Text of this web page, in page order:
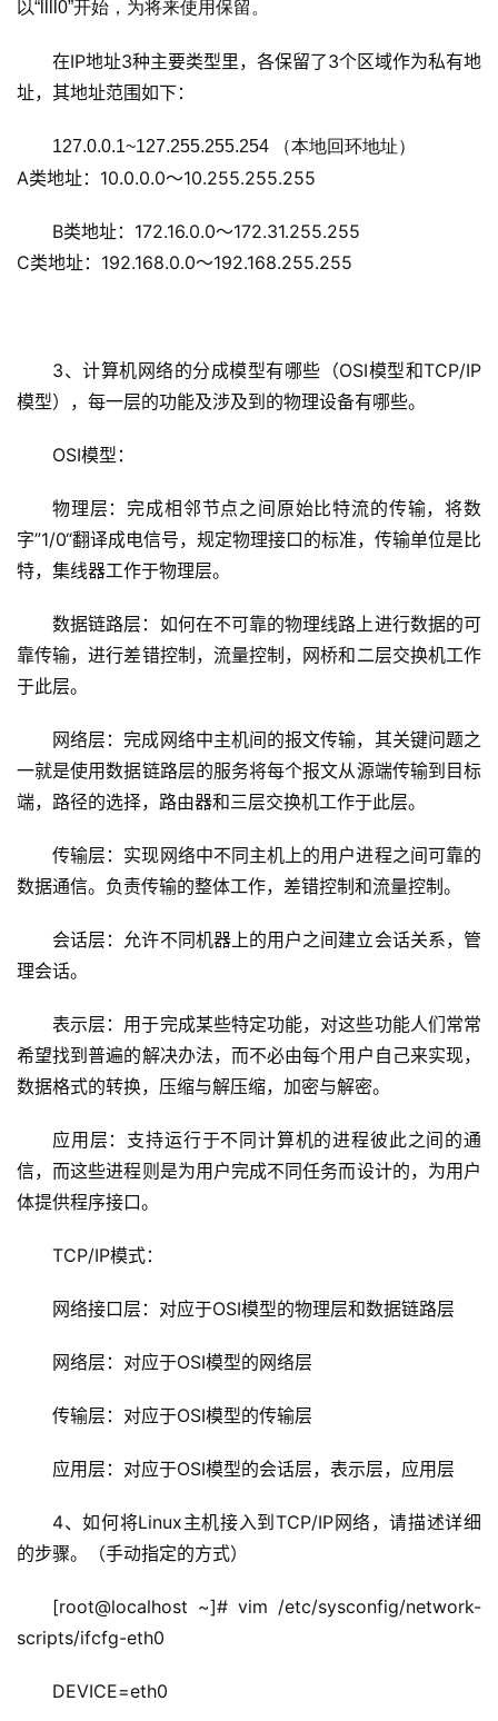
以“llll0”开始，为将来使用保留。
在IP地址3种主要类型里，各保留了3个区域作为私有地
址，其地址范围如下：
127.0.0.1~127.255.255.254 （本地回环地址）
A类地址：10.0.0.0～10.255.255.255
B类地址：172.16.0.0～172.31.255.255
C类地址：192.168.0.0～192.168.255.255
3、计算机网络的分成模型有哪些（OSI模型和TCP/IP
模型），每一层的功能及涉及到的物理设备有哪些。
OSI模型：
物理层：完成相邻节点之间原始比特流的传输，将数
字”1/0“翻译成电信号，规定物理接口的标准，传输单位是比
特，集线器工作于物理层。
数据链路层：如何在不可靠的物理线路上进行数据的可
靠传输，进行差错控制，流量控制，网桥和二层交换机工作
于此层。
网络层：完成网络中主机间的报文传输，其关键问题之
一就是使用数据链路层的服务将每个报文从源端传输到目标
端，路径的选择，路由器和三层交换机工作于此层。
传输层：实现网络中不同主机上的用户进程之间可靠的
数据通信。负责传输的整体工作，差错控制和流量控制。
会话层：允许不同机器上的用户之间建立会话关系，管
理会话。
表示层：用于完成某些特定功能，对这些功能人们常常
希望找到普遍的解决办法，而不必由每个用户自己来实现，
数据格式的转换，压缩与解压缩，加密与解密。
应用层：支持运行于不同计算机的进程彼此之间的通
信，而这些进程则是为用户完成不同任务而设计的，为用户
体提供程序接口。
TCP/IP模式：
网络接口层：对应于OSI模型的物理层和数据链路层
网络层：对应于OSI模型的网络层
传输层：对应于OSI模型的传输层
应用层：对应于OSI模型的会话层，表示层，应用层
4、如何将Linux主机接入到TCP/IP网络，请描述详细
的步骤。（手动指定的方式）
[root@localhost ~]# vim /etc/sysconfig/network-
scripts/ifcfg-eth0
DEVICE=eth0